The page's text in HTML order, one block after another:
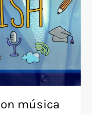
música